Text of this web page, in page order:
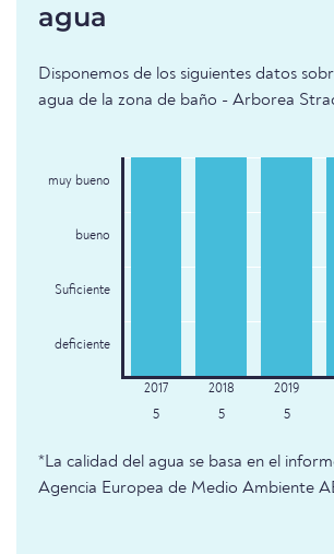
agua
Disponemos de los siguientes datos
agua de la zona de baño - Arborea
muy bueno
bueno
Suficiente
deficiente
5 5 5
*La calidad del agua se basa en el
Agencia Europea de Medio Ambiente